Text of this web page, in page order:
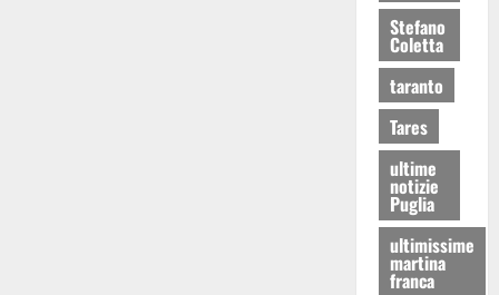
Stefano
Coletta
taranto
Tares
ultime
notizie
Puglia
ultimissime
martina
franca